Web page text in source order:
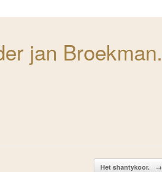
jan Broekman.
Het shantykoor. →